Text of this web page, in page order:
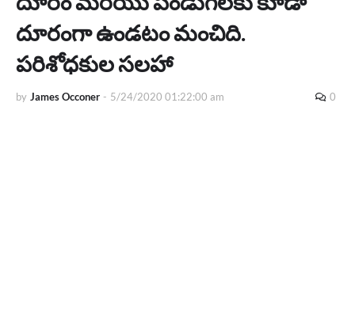
దూరంగా ఉండటం మంచిది.
పరిశోధకుల సలహా
by James Occoner - 5/24/2020 01:22:00 am 0